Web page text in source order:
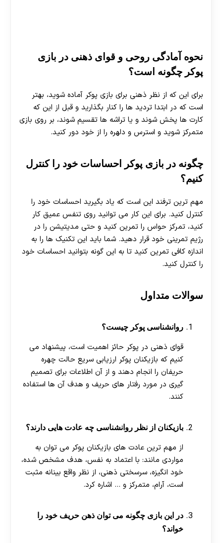
نحوه آمادگی روحی و قوای ذهنی در بازی
پوکر چگونه است؟
برای این که از نظر ذهنی برای بازی پوکر آماده شوید، بهتر
است که در ابتدا تردید ها را کنار بگذارید و قبل از این که
کارت ها پخش شوند و یا تراشه ها تقسیم شوند، بر روی بازی
متمرکز شوید و استرس و دلهره را از خود دور کنید.
چگونه در بازی پوکر احساسات خود را کنترل
کنیم؟
مهم ترین ترفند این است که یاد بگیرید احساسات خود را
کنترل کنید. برای این کار می توانید روی تنفس عمیق کار
کنید، تمرکز حواس را تمرین کنید و حتی مدیتیشن را در
رژیم تمرینی خود قرار دهید. شما باید این تکنیک ها را به
اندازه کافی تمرین کنید تا به این گونه بتوانید احساسات خود
را کنترل کنید.
سوالات متداول
روانشناسی پوکر چیست؟
قوای ذهنی در پوکر حائز اهمیت است، پیشنهاد می
کنیم که بازیکنان پوکر ارزیابی سریع حالت چهره
حریفان را انجام دهند و از آن اطلاعات برای تصمیم
گیری در مورد رفتار های حریف و هدف آن ها استفاده
کنند.
بازیکنان از نظر روانشناسی چه عادت هایی دارند؟
از مهم ترین عادت های بازیکنان پوکر می توان به
مواردی مانند: با اعتماد به نفس، هدف مشخص شده،
خود انگیزه، سرسختی ذهنی، از نظر واقع بینانه مثبت
است، آرام، متمرکز و … اشاره کرد.
در این بازی چگونه می توان ذهن حریف خود را
خواند؟